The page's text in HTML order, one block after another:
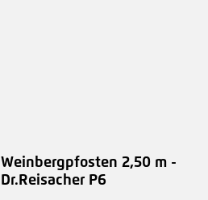
Weinbergpfosten 2,50 m -
Dr.Reisacher P6